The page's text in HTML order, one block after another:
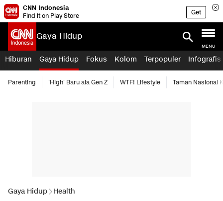
CNN Indonesia
Find it on Play Store
Get
Gaya Hidup
MENU
Hiburan Gaya Hidup Fokus Kolom Terpopuler Infografis
Parenting 'High' Baru ala Gen Z WTF! Lifestyle Taman Nasional
Gaya Hidup Health